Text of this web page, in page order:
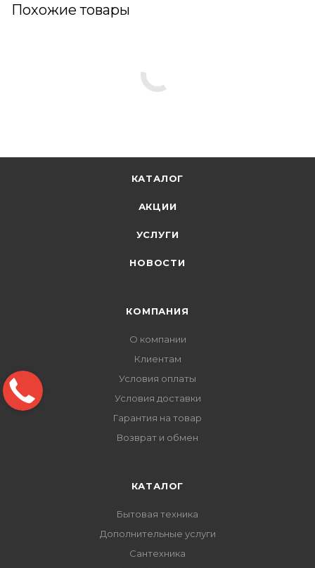
Похожие товары
КАТАЛОГ
АКЦИИ
УСЛУГИ
НОВОСТИ
КОМПАНИЯ
О компании
Клиентам
Условия оплаты
Условия доставки
Гарантия на товар
Возврат и обмен
КАТАЛОГ
Бытовая техника
Дополнительные услуги
Сантехника